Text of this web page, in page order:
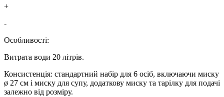
+
-
Особливості:
Витрата води 20 літрів.
Консистенція: стандартний набір для 6 осіб, включаючи миску
ø 27 см і миску для супу, додаткову миску та тарілку для подачі
залежно від розміру.